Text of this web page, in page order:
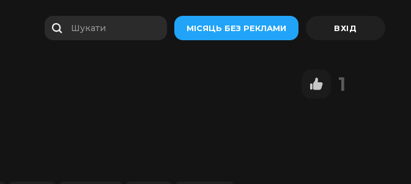
Шукати МІСЯЦЬ БЕЗ РЕКЛАМИ
1